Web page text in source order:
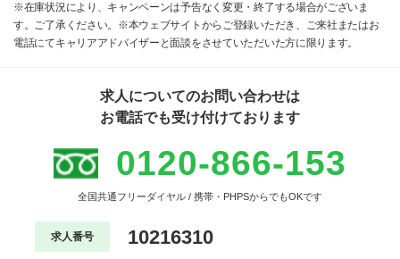
※在庫状況により、キャンペーンは予告なく変更・終了する場合がございま
す。ご了承ください。※本ウェブサイトからご登録いただき、ご来社またはお
電話にてキャリアアドバイザーと面談をさせていただいた方に限ります。
求人についてのお問い合わせは
お電話でも受け付けております
0120-866-153
全国共通フリーダイヤル / 携帯・PHPSからでもOKです
求人番号 10216310